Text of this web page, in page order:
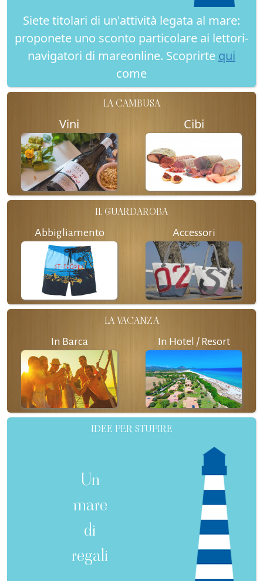
Siete titolari di un'attività legata al mare:
proponete uno sconto particolare ai lettori-
navigatori di mareonline. Scoprirte qui
come
LA CAMBUSA
Vini Cibi
IL GUARDAROBA
Abbigliamento Accessori
LA VACANZA
In Barca In Hotel / Resort
IDEE PER STUPIRE
Un
mare
di
regali